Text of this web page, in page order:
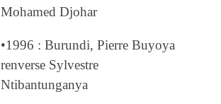
Mohamed Djohar
•1996 : Burundi, Pierre Buyoya
renverse Sylvestre
Ntibantunganya